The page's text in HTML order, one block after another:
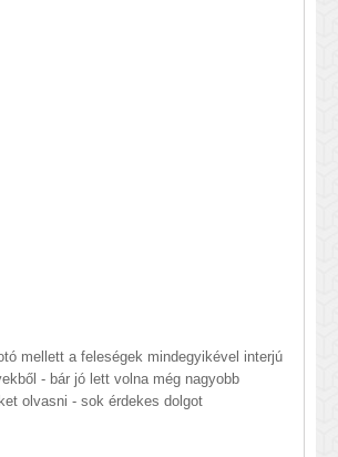
mellett a feleségek mindegyikével interjú
- bár jó lett volna még nagyobb
olvasni - sok érdekes dolgot